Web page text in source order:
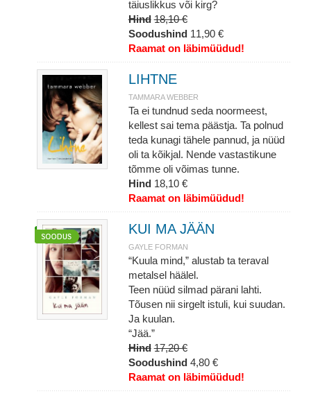
täiuslikkus või kirg?
Hind 18,10 €
Soodushind 11,90 €
Raamat on läbimüüdud!
LIHTNE
TAMMARA WEBBER
Ta ei tundnud seda noormeest,
kellest sai tema päästja. Ta polnud
teda kunagi tähele pannud, ja nüüd
oli ta kõikjal. Nende vastastikune
tõmme oli võimas tunne.
Hind 18,10 €
Raamat on läbimüüdud!
KUI MA JÄÄN
GAYLE FORMAN
“Kuula mind,” alustab ta teraval
metalsel häälel.
Teen nüüd silmad pärani lahti.
Tõusen nii sirgelt istuli, kui suudan.
Ja kuulan.
“Jää.”
Hind 17,20 €
Soodushind 4,80 €
Raamat on läbimüüdud!